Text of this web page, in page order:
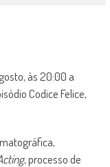
às 20:00 a
Codice Felice,
, processo de